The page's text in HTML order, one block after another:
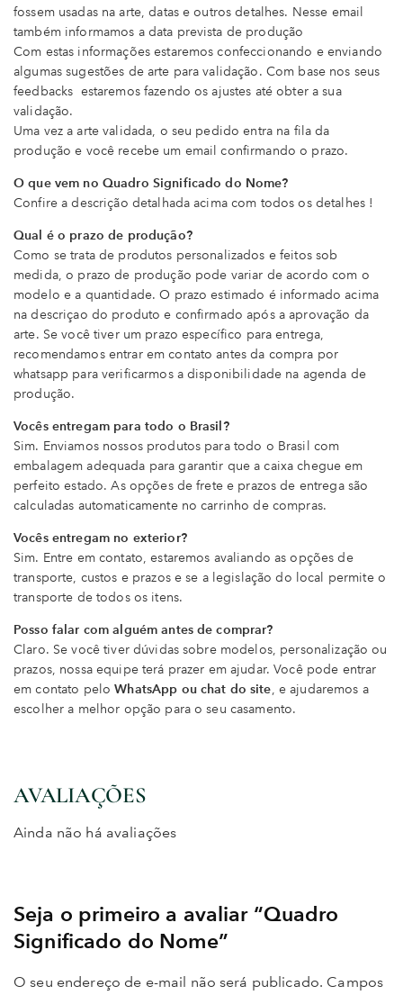
fossem usadas na arte, datas e outros detalhes. Nesse email
também informamos a data prevista de produção
Com estas informações estaremos confeccionando e enviando
algumas sugestões de arte para validação. Com base nos seus
feedbacks estaremos fazendo os ajustes até obter a sua
validação.
Uma vez a arte validada, o seu pedido entra na fila da
produção e você recebe um email confirmando o prazo.
O que vem no Quadro Significado do Nome?
Confire a descrição detalhada acima com todos os detalhes !
Qual é o prazo de produção?
Como se trata de produtos personalizados e feitos sob
medida, o prazo de produção pode variar de acordo com o
modelo e a quantidade. O prazo estimado é informado acima
na descriçao do produto e confirmado após a aprovação da
arte. Se você tiver um prazo específico para entrega,
recomendamos entrar em contato antes da compra por
whatsapp para verificarmos a disponibilidade na agenda de
produção.
Vocês entregam para todo o Brasil?
Sim. Enviamos nossos produtos para todo o Brasil com
embalagem adequada para garantir que a caixa chegue em
perfeito estado. As opções de frete e prazos de entrega são
calculadas automaticamente no carrinho de compras.
Vocês entregam no exterior?
Sim. Entre em contato, estaremos avaliando as opções de
transporte, custos e prazos e se a legislação do local permite o
transporte de todos os itens.
Posso falar com alguém antes de comprar?
Claro. Se você tiver dúvidas sobre modelos, personalização ou
prazos, nossa equipe terá prazer em ajudar. Você pode entrar
em contato peloWhatsApp ou chat do site, e ajudaremos a
escolher a melhor opção para o seu casamento.
AVALIAÇÕES
Ainda não há avaliações
Seja o primeiro a avaliar “Quadro
Significado do Nome”
O seu endereço de e-mail não será publicado. Campos